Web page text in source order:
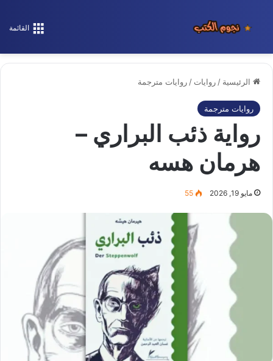
القائمة
الرئيسية / روايات / روايات مترجمة
روايات مترجمة
رواية ذئب البراري –
هرمان هسه
مايو 19, 2026 55